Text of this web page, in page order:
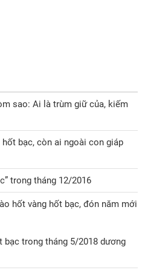
sao: Ai là trùm giữ của, kiếm
bạc, còn ai ngoài con giáp
trong tháng 12/2016
hốt vàng hốt bạc, đón năm mới
bạc trong tháng 5/2018 dương